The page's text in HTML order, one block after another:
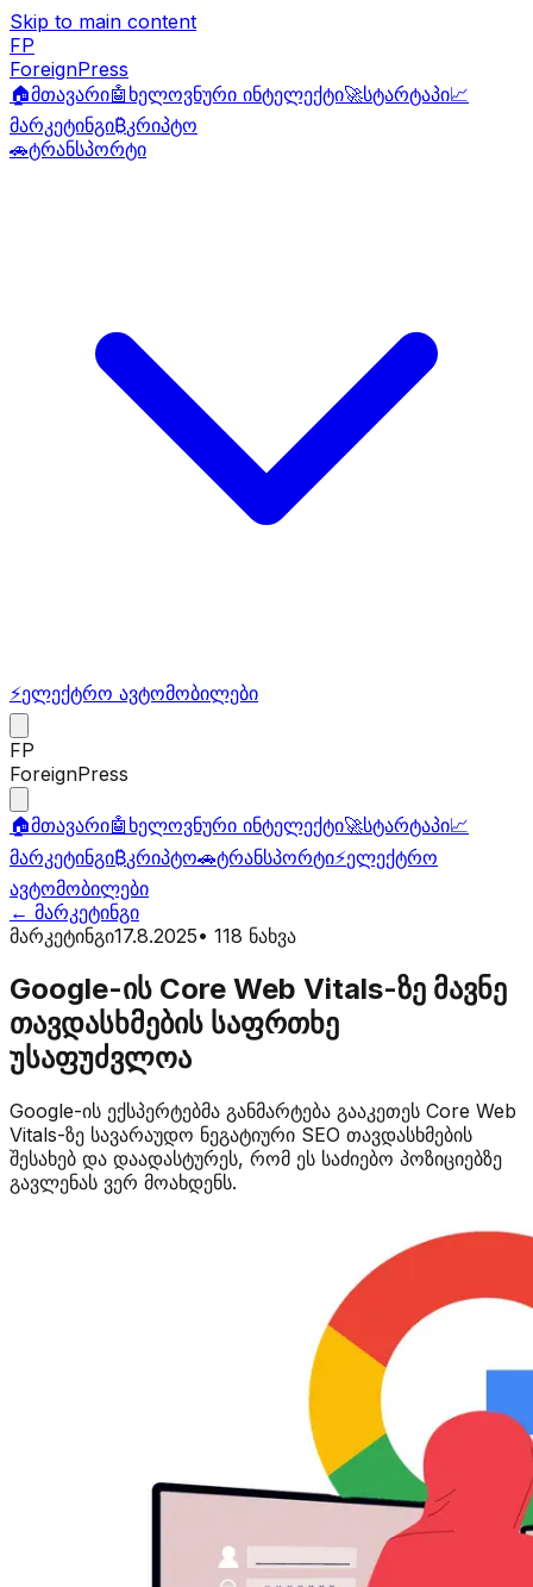
Skip to main content
FP
ForeignPress
🏠მთავარი🤖 ხელოვნური ინტელექტი🚀სტარტაპი📈
მარკეტინგი₿კრიპტო
🚗ტრანსპორტი
⚡ელექტრო ავტომობილები
FP
ForeignPress
🏠მთავარი🤖 ხელოვნური ინტელექტი🚀სტარტაპი📈
მარკეტინგი₿კრიპტო🚗ტრანსპორტი⚡ელექტრო
ავტომობილები
← მარკეტინგი
მარკეტინგი17.8.2025• 118 ნახვა
Google-ის Core Web Vitals-ზე მავნე
თავდასხმების საფრთხე
უსაფუძვლოა
Google-ის ექსპერტებმა განმარტება გააკეთეს Core Web
Vitals-ზე სავარაუდო ნეგატიური SEO თავდასხმების
შესახებ და დაადასტურეს, რომ ეს საძიებო პოზიციებზე
გავლენას ვერ მოახდენს.